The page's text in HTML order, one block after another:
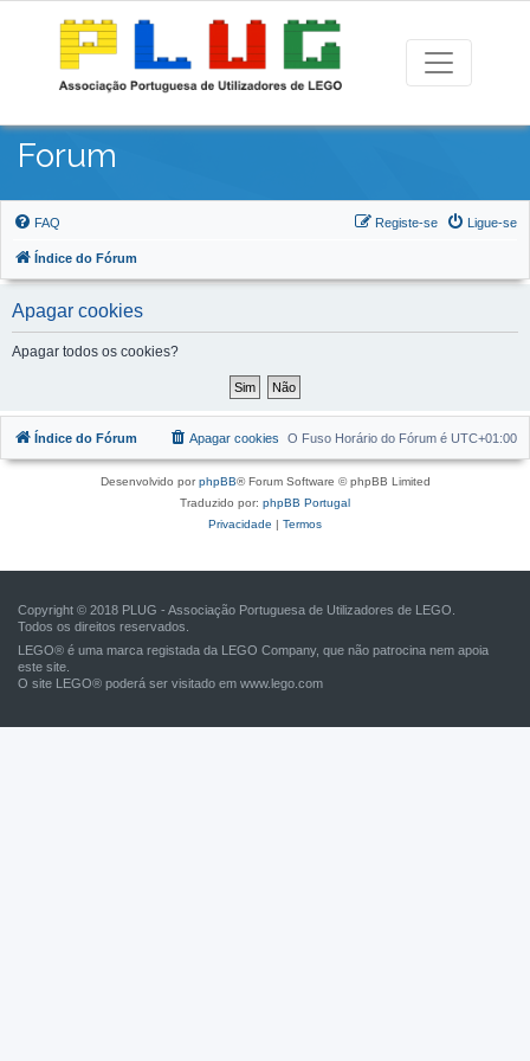
Forum
FAQ Ligue-se
Registe-se
Índice do Fórum
Apagar cookies
Apagar todos os cookies?
Índice do Fórum O Fuso Horário do Fórum é UTC+01:00
Apagar cookies
Desenvolvido porphpBB® Forum Software © phpBB Limited
Traduzido por: phpBB Portugal
Privacidade | Termos
Copyright © 2018 PLUG - Associação Portuguesa de Utilizadores de LEGO.
Todos os direitos reservados.
LEGO® é uma marca registada da LEGO Company, que não patrocina nem apoia
este site.
O site LEGO® poderá ser visitado em www.lego.com